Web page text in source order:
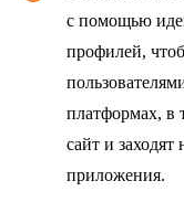
с помощью
профилей,
платформах, в
сайт и
приложения.